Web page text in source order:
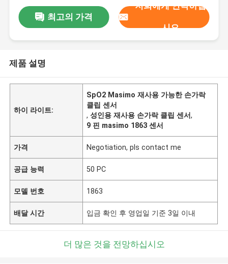
최고의 가격
저희에게 연락하십
시오
제품 설명
하이 라이트:
SpO2 Masimo 재사용 가능한 손가락
클립 센서
,성인용 재사용 손가락 클립 센서,
9 핀 masimo 1863 센서
가격 Negotiation, pls contact me
공급 능력 50 PC
모델 번호 1863
배달 시간 입금 확인 후 영업일 기준 3일 이내
더 많은 것을 전망하십시오